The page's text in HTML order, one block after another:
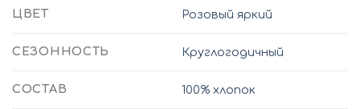
ЦВЕТ Розовый яркий
СЕЗОННОСТЬ Круглогодичный
СОСТАВ 100% хлопок